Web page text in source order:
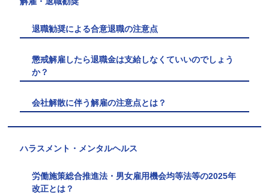
退職勧奨による合意退職の注意点
懲戒解雇したら退職金は支給しなくていいのでしょう
か？
会社解散に伴う解雇の注意点とは？
ハラスメント・メンタルヘルス
労働施策総合推進法・男女雇用機会均等法等の2025年
改正とは？